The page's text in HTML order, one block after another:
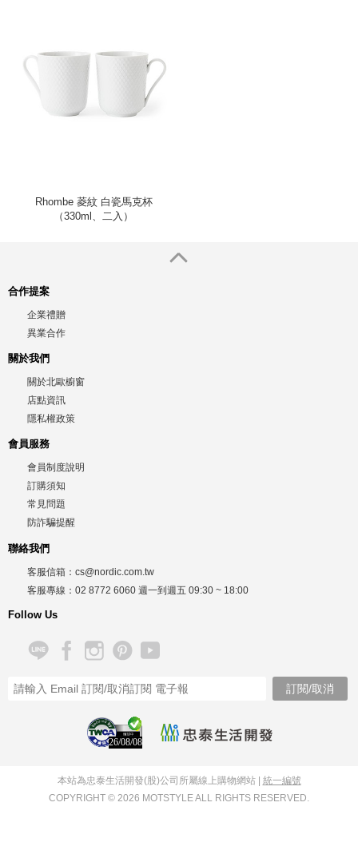
Rhombe 菱紋 白瓷馬克杯
（330ml、二入）
合作提案
企業禮贈
異業合作
關於我們
關於北歐櫥窗
店點資訊
隱私權政策
會員服務
會員制度說明
訂購須知
常見問題
防詐騙提醒
聯絡我們
客服信箱： cs@nordic.com.tw
客服專線： 02 8772 6060 週一到週五 09:30 ~ 18:00
Follow Us
26/08/08
本站為忠泰生活開發(股)公司所屬線上購物網站 | 統一編號
COPYRIGHT © 2026 MOTSTYLE ALL RIGHTS RESERVED.